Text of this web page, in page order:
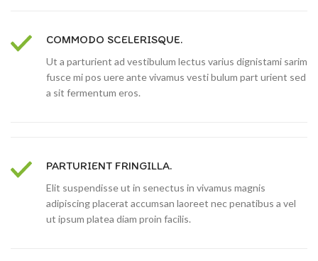
COMMODO SCELERISQUE.
Ut a parturient ad vestibulum lectus varius dignistami sarim
fusce mi pos uere ante vivamus vesti bulum part urient sed
a sit fermentum eros.
PARTURIENT FRINGILLA.
Elit suspendisse ut in senectus in vivamus magnis
adipiscing placerat accumsan laoreet nec penatibus a vel
ut ipsum platea diam proin facilis.